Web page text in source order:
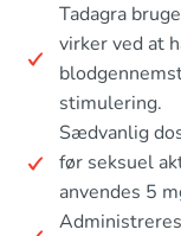
Tadagra
virker ved at
stimulering.
Sædvanlig
før seksuel
anvendes 5